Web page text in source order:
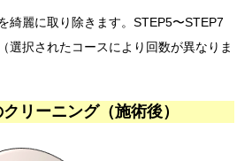
綺麗に取り除きます。STEP5〜STEP7
選択されたコースにより回数が異なりま
リーニング（施術後）